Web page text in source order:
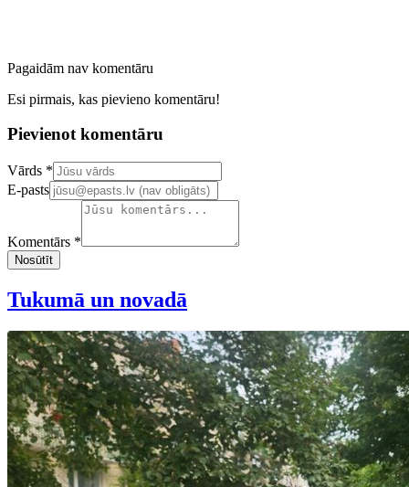
Pagaidām nav komentāru
Esi pirmais, kas pievieno komentāru!
Pievienot komentāru
Confirm your email address
Vārds *
E-pasts
Komentārs *
Nosūtīt
Tukumā un novadā